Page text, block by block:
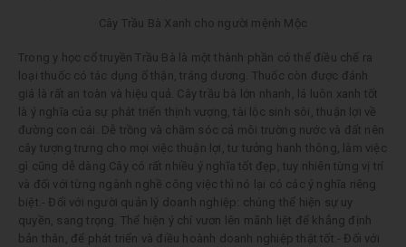
Cây Trầu Bà Xanh cho người mệnh Mộc
Trong y học cổ truyền Trầu Bà là một thành phần có thể điều chế ra
loại thuốc có tác dụng ổ thận, tráng dương. Thuốc còn được đánh
giá là rất an toàn và hiệu quả. Cây trầu bà lớn nhanh, lá luôn xanh tốt
là ý nghĩa của sự phát triển thịnh vượng, tài lộc sinh sôi, thuận lợi về
đường con cái. Dễ trồng và chăm sóc cả môi trường nước và đất nên
cây tượng trưng cho mọi việc thuận lợi, tư tưởng hanh thông, làm việc
gì cũng dễ dàng.Cây có rất nhiều ý nghĩa tốt đẹp, tuy nhiên từng vị trí
và đối với từng ngành nghề công việc thì nó lại có các ý nghĩa riêng
biệt.- Đối với người quản lý doanh nghiệp: chúng thể hiện sự uy
quyền, sang trọng. Thể hiện ý chí vươn lên mãnh liệt để khẳng định
bản thân, để phát triển và điều hoành doanh nghiệp thật tốt.- Đối với